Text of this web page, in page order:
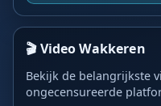
🎬 Video Wakkeren
Bekijk de belangrijkste
ongecensureerde